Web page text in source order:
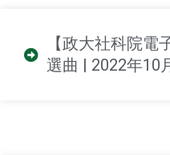
【政大社科院電
選曲 | 2022年10